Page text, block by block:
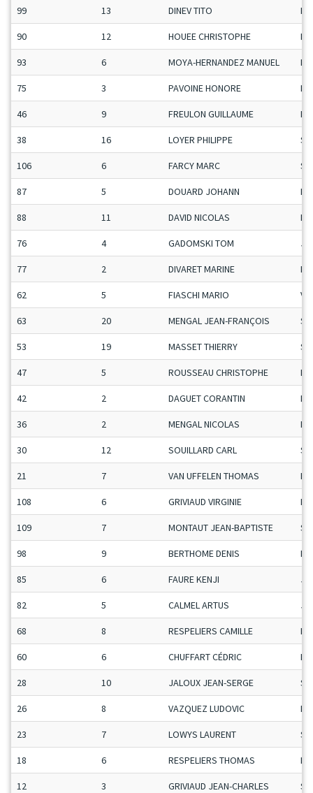
99 13 DINEV TITO
90 12 HOUEE CHRISTOPHE
93 6 MOYA-HERNANDEZ MANUEL
75 3 PAVOINE HONORE
46 9 FREULON GUILLAUME
38 16 LOYER PHILIPPE
106 6 FARCY MARC
87 5 DOUARD JOHANN
88 11 DAVID NICOLAS
76 4 GADOMSKI TOM
77 2 DIVARET MARINE
62 5 FIASCHI MARIO
63 20 MENGAL JEAN-FRANÇOIS
53 19 MASSET THIERRY
47 5 ROUSSEAU CHRISTOPHE
42 2 DAGUET CORANTIN
36 2 MENGAL NICOLAS
30 12 SOUILLARD CARL
21 7 VAN UFFELEN THOMAS
108 6 GRIVIAUD VIRGINIE
109 7 MONTAUT JEAN-BAPTISTE
98 9 BERTHOME DENIS
85 6 FAURE KENJI
82 5 CALMEL ARTUS
68 8 RESPELIERS CAMILLE
60 6 CHUFFART CÉDRIC
28 10 JALOUX JEAN-SERGE
26 8 VAZQUEZ LUDOVIC
23 7 LOWYS LAURENT
18 6 RESPELIERS THOMAS
12 3 GRIVIAUD JEAN-CHARLES